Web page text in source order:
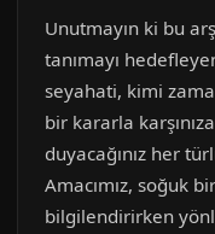
Unutmayın ki bu
tanımayı
seyahati, kimi
bir kararla
duyacağınız her
Amacımız, soğuk
bilgilendirirken